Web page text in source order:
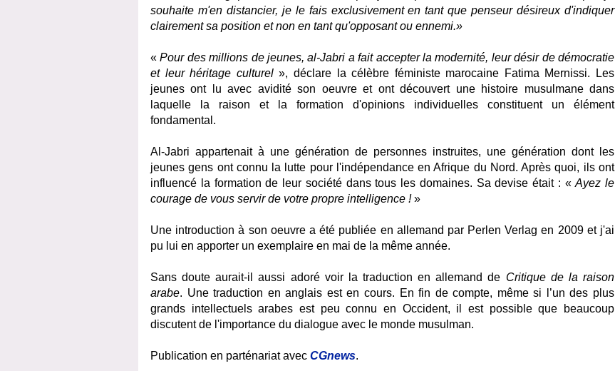
souhaite m'en distancier, je le fais exclusivement en tant que penseur désireux d'indiquer
clairement sa position et non en tant qu'opposant ou ennemi.»
«Pour des millions de jeunes, al-Jabri a fait accepter la modernité, leur désir de démocratie
et leur héritage culturel», déclare la célèbre féministe marocaine Fatima Mernissi. Les
jeunes ont lu avec avidité son oeuvre et ont découvert une histoire musulmane dans
laquelle la raison et la formation d'opinions individuelles constituent un élément
fondamental.
Al-Jabri appartenait à une génération de personnes instruites, une génération dont les
jeunes gens ont connu la lutte pour l'indépendance en Afrique du Nord. Après quoi, ils ont
influencé la formation de leur société dans tous les domaines. Sa devise était : «Ayez le
courage de vous servir de votre propre intelligence !»
Une introduction à son oeuvre a été publiée en allemand par Perlen Verlag en 2009 et j'ai
pu lui en apporter un exemplaire en mai de la même année.
Sans doute aurait-il aussi adoré voir la traduction en allemand de Critique de la raison
arabe. Une traduction en anglais est en cours. En fin de compte, même si l’un des plus
grands intellectuels arabes est peu connu en Occident, il est possible que beaucoup
discutent de l'importance du dialogue avec le monde musulman.
Publication en parténariat avec CGnews.